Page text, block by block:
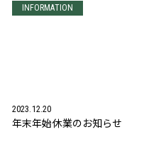
INFORMATION
2023.12.20
年末年始休業のお知らせ